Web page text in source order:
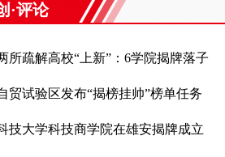
·评论
所疏解高校“上新”：6学院揭牌落子
贸试验区发布“揭榜挂帅”榜单任务
技大学科技商学院在雄安揭牌成立